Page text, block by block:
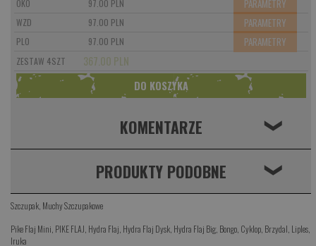
OKO 97.00 PLN PARAMETRY
WZD 97.00 PLN PARAMETRY
PLO 97.00 PLN PARAMETRY
ZESTAW 4SZT 367.00 PLN
KOMENTARZE ❮
PRODUKTY PODOBNE ❮
Szczupak Muchy Szczupakowe
Pike Flaj Mini PIKE FLAJ Hydra Flaj Hydra Flaj Dysk Hydra Flaj Big, Bongo Cyklop Brzydal Liples
Iruka